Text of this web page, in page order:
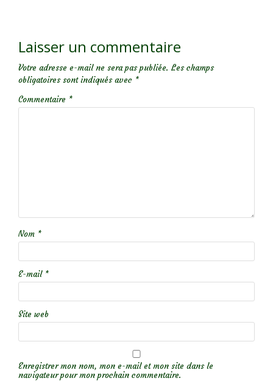
Laisser un commentaire
Votre adresse e-mail ne sera pas publiée. Les champs
obligatoires sont indiqués avec *
Commentaire *
Nom *
E-mail *
Site web
Enregistrer mon nom, mon e-mail et mon site dans le
navigateur pour mon prochain commentaire.